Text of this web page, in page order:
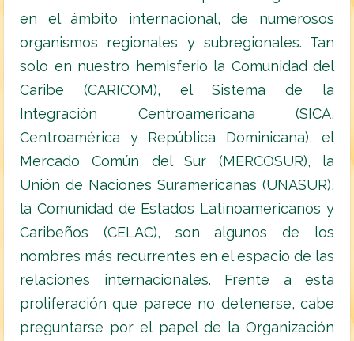
en el ámbito internacional, de numerosos
organismos regionales y subregionales. Tan
solo en nuestro hemisferio la Comunidad del
Caribe (CARICOM), el Sistema de la
Integración Centroamericana (SICA,
Centroamérica y República Dominicana), el
Mercado Común del Sur (MERCOSUR), la
Unión de Naciones Suramericanas (UNASUR),
la Comunidad de Estados Latinoamericanos y
Caribeños (CELAC), son algunos de los
nombres más recurrentes en el espacio de las
relaciones internacionales. Frente a esta
proliferación que parece no detenerse, cabe
preguntarse por el papel de la Organización